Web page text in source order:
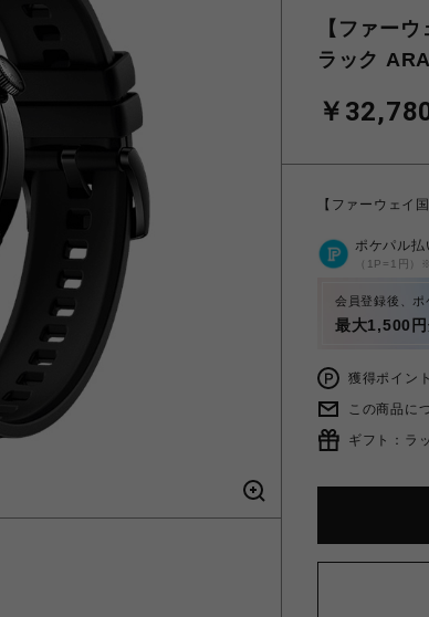
【ファー
ラック
￥
【ファーウェイ
ポケパル払
（1P=1円）
会員登録後、ポ
最大1,500
獲得ポイン
この商品に
ギフト：ラ